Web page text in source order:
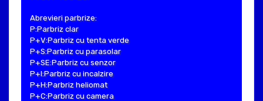
Abrevieri parbrize:
P:Parbriz clar
P+V:Parbriz cu tenta verde
P+S:Parbriz cu parasolar
P+SE:Parbriz cu senzor
P+I:Parbriz cu incalzire
P+H:Parbriz heliomat
P+C:Parbriz cu camera